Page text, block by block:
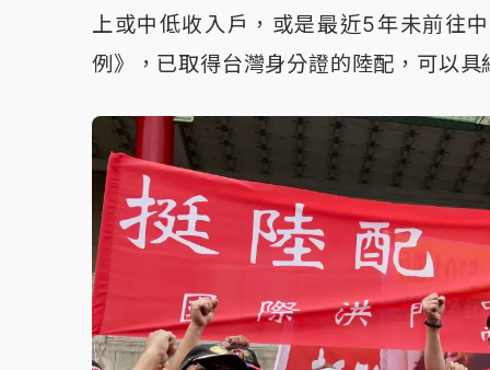
上或中低收入戶，或是最近5年未前往
例》，已取得台灣身分證的陸配，可以